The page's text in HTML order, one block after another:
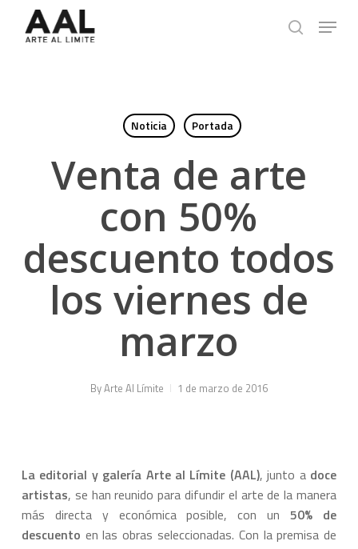
search
Menu
Noticia Portada
Venta de arte
con 50%
descuento todos
los viernes de
marzo
ByArte Al Límite 1 de marzo de 2016
La editorial y galería Arte al Límite (AAL), junto a doce
artistas, se han reunido para difundir el arte de la manera
más directa y económica posible, con un50% de
descuento en las obras seleccionadas. Con la premisa de